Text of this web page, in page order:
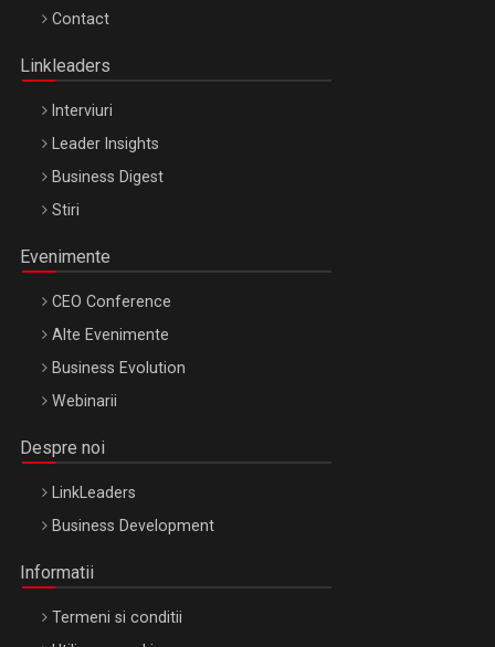
Octombrie
Contact
Linkleaders
Interviuri
Leader Insights
Business Digest
Stiri
Evenimente
CEO Conference
Alte Evenimente
Business Evolution
Webinarii
Despre noi
LinkLeaders
Business Development
Informatii
Termeni si conditii